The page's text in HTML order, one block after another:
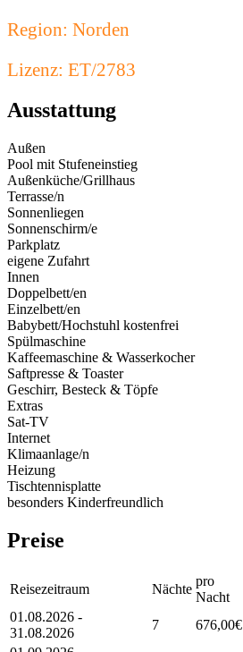
Region: Norden
Lizenz: ET/2783
Ausstattung
Außen
Pool mit Stufeneinstieg
Außenküche/Grillhaus
Terrasse/n
Sonnenliegen
Sonnenschirm/e
Parkplatz
eigene Zufahrt
Innen
Doppelbett/en
Einzelbett/en
Babybett/Hochstuhl kostenfrei
Spülmaschine
Kaffeemaschine & Wasserkocher
Saftpresse & Toaster
Geschirr, Besteck & Töpfe
Extras
Sat-TV
Internet
Klimaanlage/n
Heizung
Tischtennisplatte
besonders Kinderfreundlich
Preise
Reisezeitraum Nächte
pro
Nacht
01.08.2026 -
31.08.2026
7 676,00€